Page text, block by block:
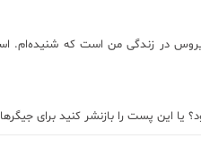
در زندگی من است که شنیده‌ام.
یا این پست را بازنشر کنید برای